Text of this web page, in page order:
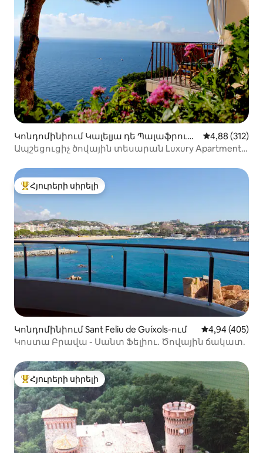
Կոնդոմինիում Կալելյա դե Պալաֆրուժ
ել-ում
Միջին
4,88 (312)
Ապշեցուցիչ ծովային տեսարան Luxury Apartment
Հյուրերի սիրելի լավագույն տները
Հյուրերի սիրելի
Կոնդոմինիում Sant Feliu de Guíxols-ում Միջին
4,94 (405)
Կոստա Բրավա - Սանտ Ֆելիու. Ծովային ճակատ.
Հյուրերի սիրելի լավագույն տները
Հյուրերի սիրելի